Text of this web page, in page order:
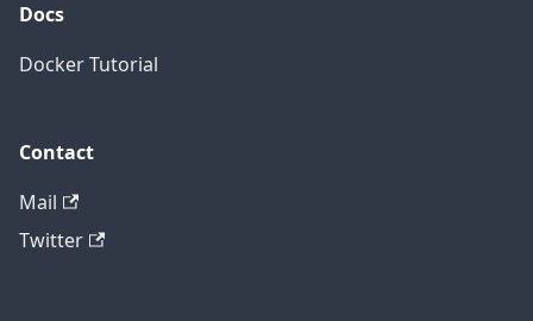
Docs
Docker Tutorial
Contact
Mail
Twitter